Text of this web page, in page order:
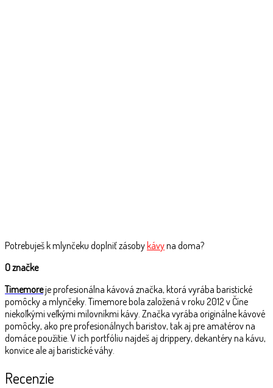
Potrebuješ k mlynčeku doplniť zásobykávyna doma?
O značke
Timemoreje profesionálna kávová značka, ktorá vyrába baristické
pomôcky a mlynčeky. Timemore bola založená v roku 2012 v Číne
niekoľkými veľkými milovníkmi kávy. Značka vyrába originálne kávové
pomôcky, ako pre profesionálnych baristov, tak aj pre amatérov na
domáce použitie. V ich portfóliu najdeš aj drippery, dekantéry na kávu,
konvice ale aj baristické váhy.
Recenzie